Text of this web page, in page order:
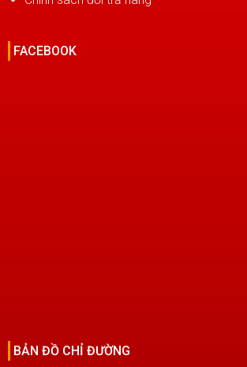
FACEBOOK
BẢN ĐỒ CHỈ ĐƯỜNG